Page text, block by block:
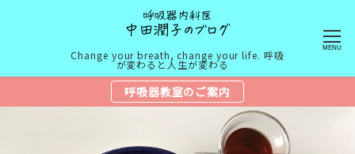
Change your breath, change your life. 呼吸
が変わると人生が変わる
MENU
呼吸器教室のご案内